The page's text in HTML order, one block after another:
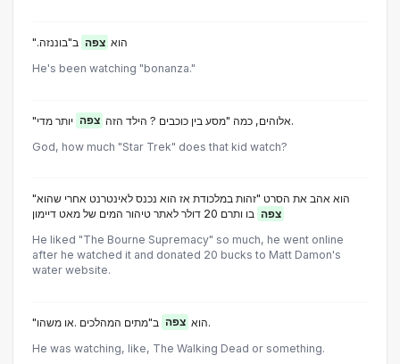
".הוא צפה ב"בוננזה
He's been watching "bonanza."
"אלוהים, כמה "מסע בין כוכבים ? הילד הזה צפה
יותר מדי.
God, how much "Star Trek" does that kid watch?
"הוא אהב את הסרט "זהות במלכודת אז הוא נכנס לאינטרנט אחרי שהוא
צפה בו ותרם 20 דולר לאתר טיהור המים של מאט דיימון
He liked "The Bourne Supremacy" so much, he went online
after he watched it and donated 20 bucks to Matt Damon's
water website.
"הוא צפה
ב"מתים המהלכים .או משהו.
He was watching, like, The Walking Dead or something.